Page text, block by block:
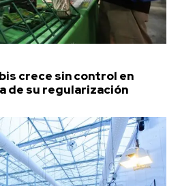
crece sin control en
de su regularización